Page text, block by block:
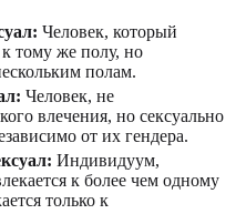
Человек, который
тому же полу, но
полам.
Человек, не
влечения, но сексуально
от их гендера.
Индивидуум,
к более чем одному
только к